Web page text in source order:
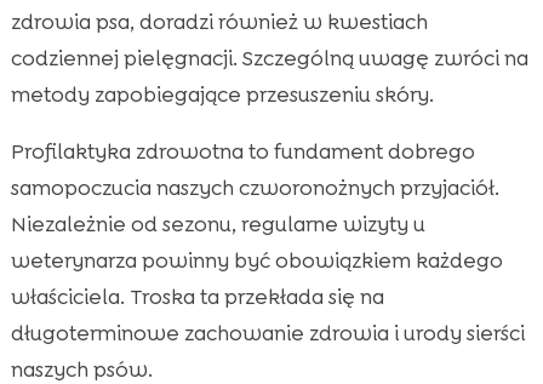
zdrowia psa, doradzi również w kwestiach
codziennej pielęgnacji. Szczególną uwagę zwróci na
metody zapobiegające przesuszeniu skóry.
Profilaktyka zdrowotna to fundament dobrego
samopoczucia naszych czworonożnych przyjaciół.
Niezależnie od sezonu, regularne wizyty u
weterynarza powinny być obowiązkiem każdego
właściciela. Troska ta przekłada się na
długoterminowe zachowanie zdrowia i urody sierści
naszych psów.